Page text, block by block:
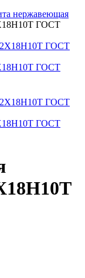
нержавеющая
ГОСТ
ГОСТ
ГОСТ